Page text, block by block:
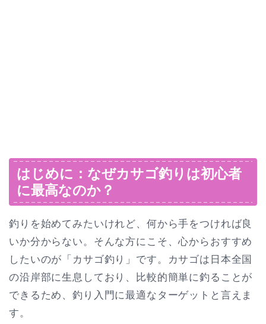
はじめに：なぜカサゴ釣りは初心者
に最高なのか？
釣りを始めてみたいけれど、何から手をつければ良
いか分からない。そんな方にこそ、心からおすすめ
したいのが「カサゴ釣り」です。カサゴは日本全国
の沿岸部に生息しており、比較的簡単に釣ることが
できるため、釣り入門に最適なターゲットと言えま
す。